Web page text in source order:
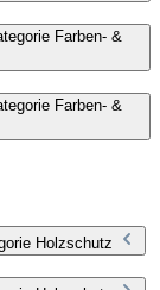
Farben- &
Farben- &
Holzschutz